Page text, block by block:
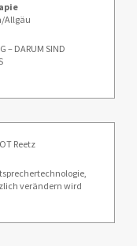
Allgäu
– DARUM SIND
Reetz
verändern wird